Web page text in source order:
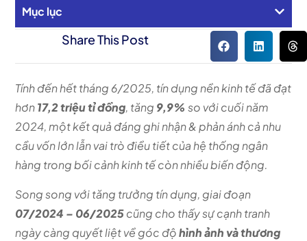
Mục lục
Share This Post
Tính đến hết tháng 6/2025, tín dụng nền kinh tế đã đạt
hơn17,2 triệu tỉ đồng, tăng 9,9% so với cuối năm
2024, một kết quả đáng ghi nhận & phản ánh cả nhu
cầu vốn lớn lẫn vai trò điều tiết của hệ thống ngân
hàng trong bối cảnh kinh tế còn nhiều biến động.
Song song với tăng trưởng tín dụng, giai đoạn
07/2024 – 06/2025cũng cho thấy sự cạnh tranh
ngày càng quyết liệt về góc độhình ảnh và thương